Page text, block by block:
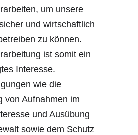
um unsere
und wirtschaftlich
zu können.
ist somit ein
Interesse.
wie die
von Aufnahmen im
und Ausübung
sowie dem Schutz